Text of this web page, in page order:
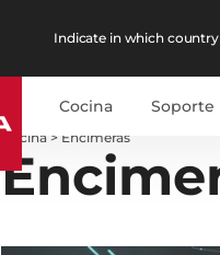
Indicate in which
Cocina Soporte
Cocina > Encimeras